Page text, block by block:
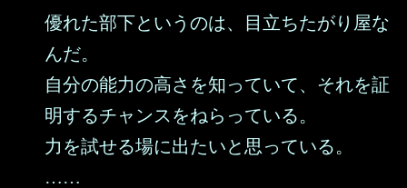
優れた部下というのは、目立ちたがり屋な
んだ。
自分の能力の高さを知っていて、それを証
明するチャンスをねらっている。
力を試せる場に出たいと思っている。
……